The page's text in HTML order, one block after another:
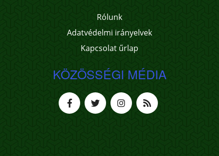
Rólunk
Adatvédelmi irányelvek
Kapcsolat űrlap
KÖZÖSSÉGI MÉDIA